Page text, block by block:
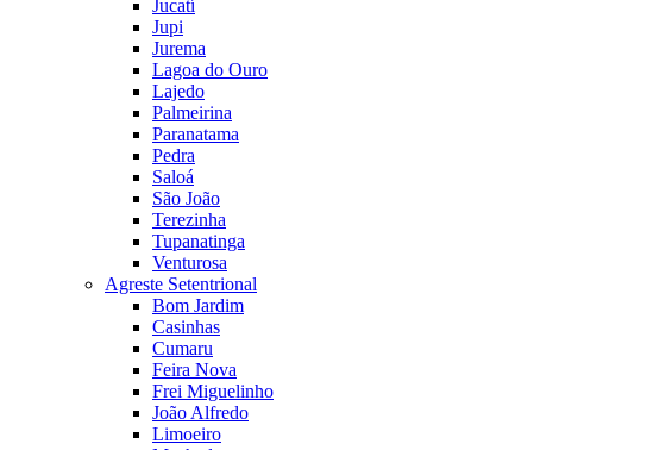
Jucatí
Jupi
Jurema
Lagoa do Ouro
Lajedo
Palmeirina
Paranatama
Pedra
Saloá
São João
Terezinha
Tupanatinga
Venturosa
Agreste Setentrional
Bom Jardim
Casinhas
Cumaru
Feira Nova
Frei Miguelinho
João Alfredo
Limoeiro